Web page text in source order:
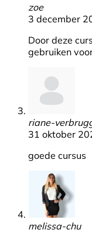
zoe
3 december
Door deze
gebruiken
riane-
31 oktober
goede cursus
melissa-chu